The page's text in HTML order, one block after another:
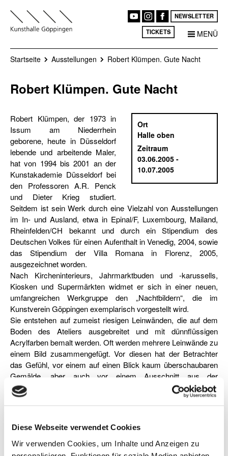
Diese Webseite verwendet Cookies
Wir verwenden Cookies, um Inhalte und Anzeigen zu
NEWSLETTER
TICKETS MENÜ
Startseite Ausstellungen Robert Klümpen. Gute Nacht
Robert Klümpen. Gute Nacht
Ort
Halle oben
Zeitraum
03.06.2005 -
10.07.2005
Robert Klümpen, der 1973 in
Issum am Niederrhein
geborene, heute in Düsseldorf
lebende und arbeitende Maler,
hat von 1994 bis 2001 an der
Kunstakademie Düsseldorf bei
den Professoren A.R. Penck
und Dieter Krieg studiert.
Seitdem ist sein Werk durch eine Vielzahl von Ausstellungen
im In- und Ausland, etwa in Epinal/F, Luxembourg, Mailand,
Rheinfelden/CH bekannt und durch ein Stipendium des
Deutschen Volkes für einen Aufenthalt in Venedig, 2004, sowie
das Stipendium der Villa Romana in Florenz, 2005,
ausgezeichnet worden.
Nach Kircheninterieurs, Jahrmarktbuden und -karussells,
Kiosken und Supermärkten widmet er sich in einer neuen,
umfangreichen Werkgruppe den „Nachtbildern“, die im
Kunstverein Göppingen exemplarisch vorgestellt wird.
Sie entstehen auf zumeist riesigen Leinwänden, die auf dem
Boden des Ateliers ausgebreitet und mit dünnflüssigen
Acrylfarben bemalt werden. Oft werden mehrere Leinwände zu
einem Bild zusammengefügt. Vor diesen hat der Betrachter
das Gefühl, vor einem auf einen Blick kaum überschaubaren
Gemälde, aber auch vor einem Ausschnitt aus der
Lebenswirklichkeit zu stehen. Es sind Scheinwelten – die
anheimelnd in Gelb-, Grün- und Brauntöne getauchten
Bars, Striplokale, Peep-Shows und Sexkinos. Da ist es, wie
Peter Hein, Texter und Sänger der Band „Fehlfarben“ anmerkt,